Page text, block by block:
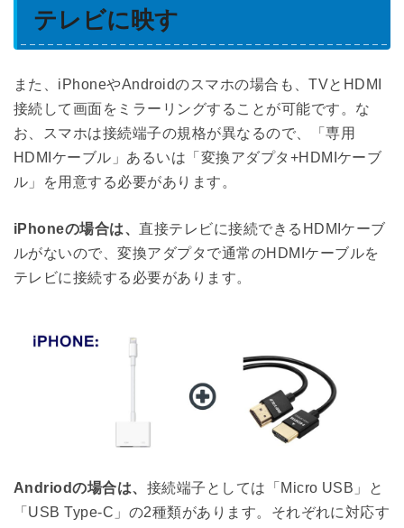
テレビに映す
また、iPhoneやAndroidのスマホの場合も、TVとHDMI
接続して画面をミラーリングすることが可能です。な
お、スマホは接続端子の規格が異なるので、「専用
HDMIケーブル」あるいは「変換アダプタ+HDMIケーブ
ル」を用意する必要があります。
iPhoneの場合は、 直接テレビに接続できるHDMIケーブ
ルがないので、変換アダプタで通常のHDMIケーブルを
テレビに接続する必要があります。
Andriodの場合は、 接続端子としては「Micro USB」と
「USB Type-C」の2種類があります。それぞれに対応す